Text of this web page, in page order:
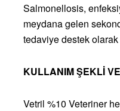
Salmonellosis,
meydana gelen
tedaviye destek
KULLANIM ŞEKLİ
Vetril %10 Veteriner